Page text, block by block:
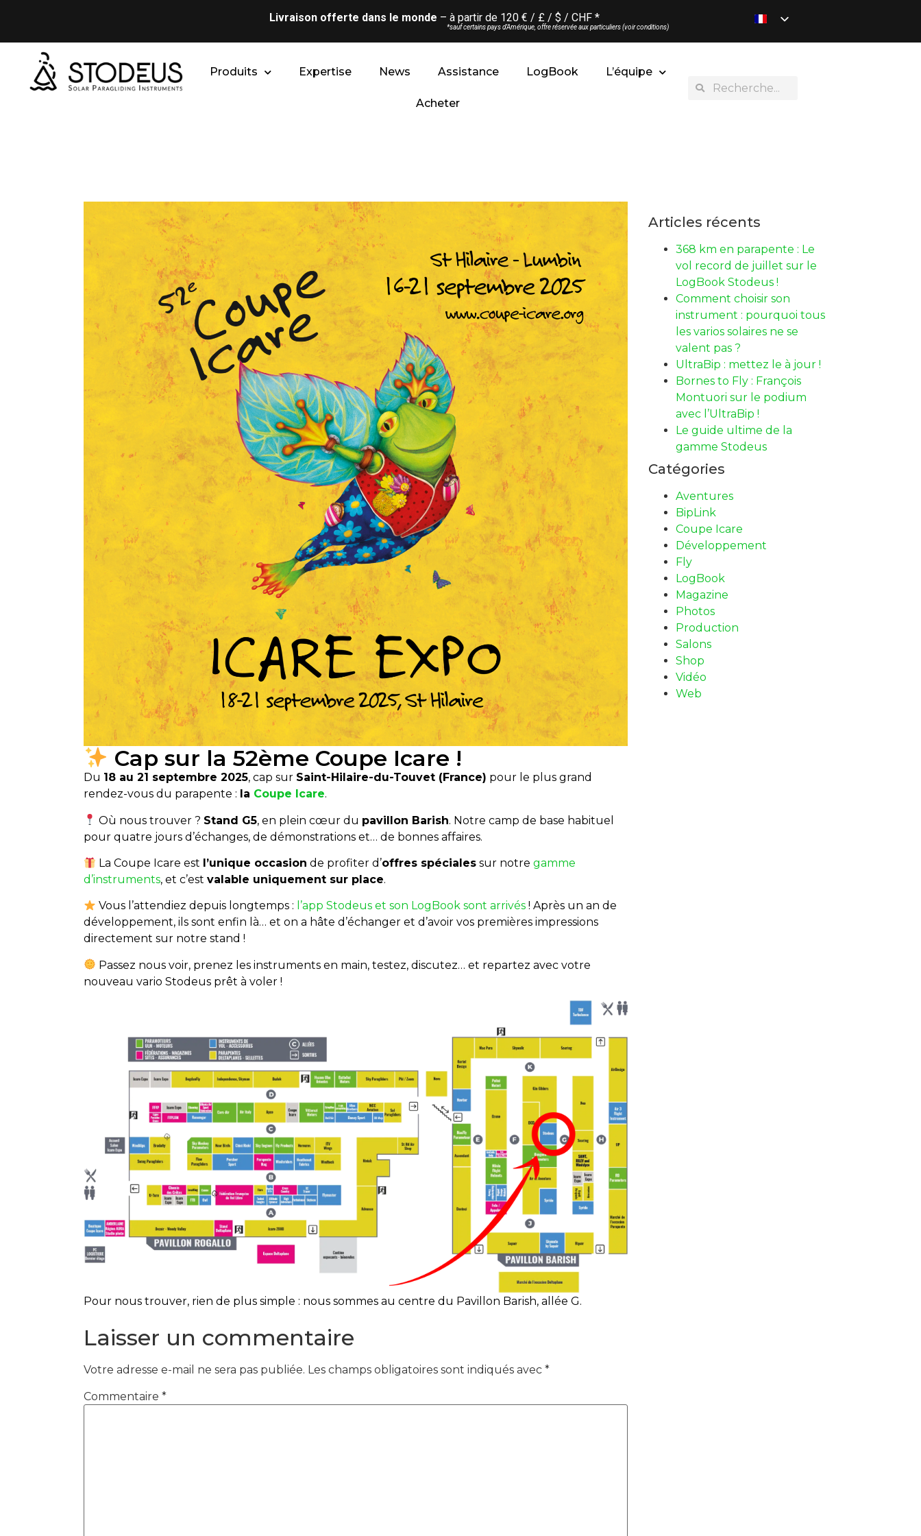
Livraison offerte dans le monde – à partir de 120 € / £ / $ / CHF *
*sauf certains pays d’Amérique, offre réservée aux particuliers (voir conditions)
Produits Expertise News Assistance LogBook L’équipe
Acheter
Cap sur la 52ème Coupe Icare !
Du 18 au 21 septembre 2025, cap sur Saint-Hilaire-du-Touvet (France) pour le plus grand
rendez-vous du parapente : la Coupe Icare.
Où nous trouver ? Stand G5, en plein cœur du pavillon Barish. Notre camp de base habituel
pour quatre jours d’échanges, de démonstrations et… de bonnes affaires.
La Coupe Icare est l’unique occasion de profiter d’offres spéciales sur notregamme
d’instruments, et c’est valable uniquement sur place.
Vous l’attendiez depuis longtemps : l’app Stodeus et son LogBook sont arrivés ! Après un an de
développement, ils sont enfin là… et on a hâte d’échanger et d’avoir vos premières impressions
directement sur notre stand !
Passez nous voir, prenez les instruments en main, testez, discutez… et repartez avec votre
nouveau vario Stodeus prêt à voler !
Pour nous trouver, rien de plus simple : nous sommes au centre du Pavillon Barish, allée G.
Laisser un commentaire
Votre adresse e-mail ne sera pas publiée. Les champs obligatoires sont indiqués avec *
Commentaire *
Articles récents
368 km en parapente : Le
vol record de juillet sur le
LogBook Stodeus !
Comment choisir son
instrument : pourquoi tous
les varios solaires ne se
valent pas ?
UltraBip : mettez le à jour !
Bornes to Fly : François
Montuori sur le podium
avec l’UltraBip !
Le guide ultime de la
gamme Stodeus
Catégories
Aventures
BipLink
Coupe Icare
Développement
Fly
LogBook
Magazine
Photos
Production
Salons
Shop
Vidéo
Web